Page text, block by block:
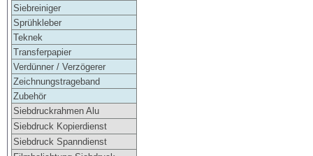
Siebreiniger
Sprühkleber
Teknek
Transferpapier
Verdünner / Verzögerer
Zeichnungstrageband
Zubehör
Siebdruckrahmen Alu
Siebdruck Kopierdienst
Siebdruck Spanndienst